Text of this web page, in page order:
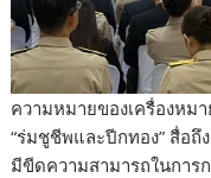
ความหมายของเครื่องหม
“ร่มชูชีพและปีกทอง” สื่อถึ
มีขีดความสามารถในการ